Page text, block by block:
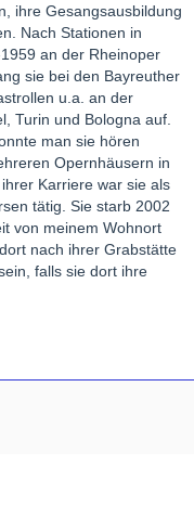
ihre Gesangsausbildung
Nach Stationen in
an der Rheinoper
sie bei den Bayreuther
u.a. an der
Turin und Bologna auf.
man sie hören
Opernhäusern in
Karriere war sie als
tätig. Sie starb 2002
von meinem Wohnort
nach ihrer Grabstätte
falls sie dort ihre